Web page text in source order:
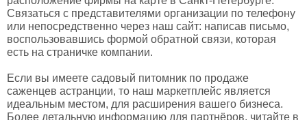
Связаться с представителями организации по телефону
или непосредственно через наш сайт: написав письмо,
воспользовавшись формой обратной связи, которая
есть на страничке компании.
Если вы имеете садовый питомник по продаже
саженцев астранции, то наш маркетплейс является
идеальным местом, для расширения вашего бизнеса.
Более детальную информацию для партнёров, читайте в